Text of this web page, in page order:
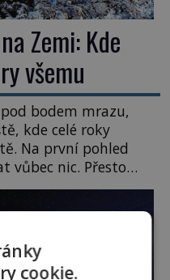
Zemi: Kde
všemu
bodem mrazu,
kde celé roky
Na první pohled
vůbec nic. Přesto
které
nový nález mění
dokáže příroda a
[…]
cookie.